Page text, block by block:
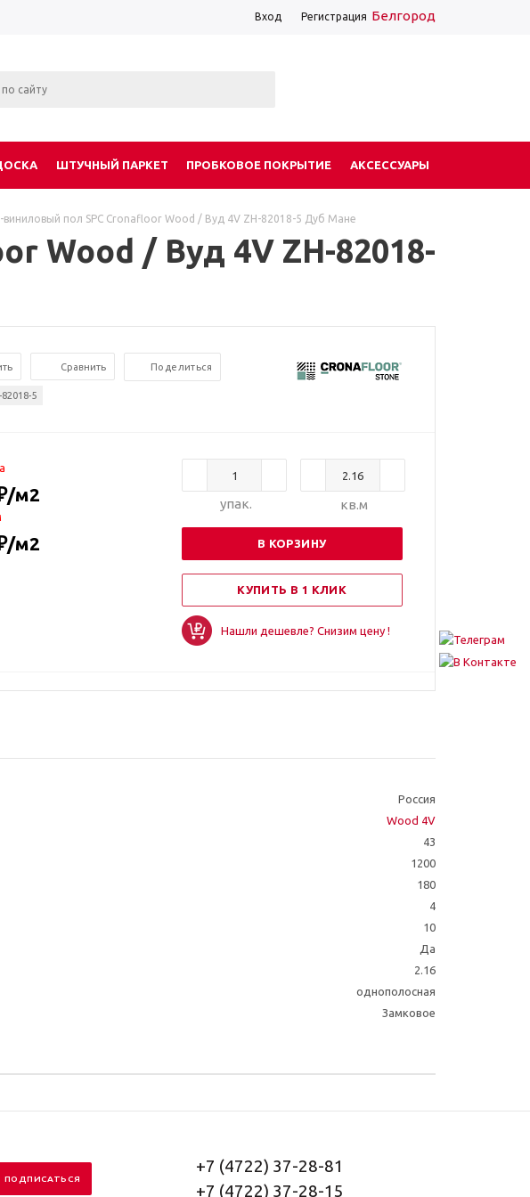
Белгород
Вход Регистрация
ШТУЧНЫЙ ПАРКЕТ ПРОБКОВОЕ ПОКРЫТИЕ АКСЕССУАРЫ
виниловый пол SPC Cronafloor Wood / Вуд 4V ZH-82018-5 Дуб Мане
Wood / Вуд 4V ZH-82018-
Сравнить Поделиться
82018-5
/м2
/м2
упак. кв.м
В КОРЗИНУ
КУПИТЬ В 1 КЛИК
Нашли дешевле? Снизим цену !
Россия
Wood 4V
43
1200
180
4
10
Да
2.16
однополосная
Замковое
+7 (4722) 37-28-81
+7 (4722) 37-28-15